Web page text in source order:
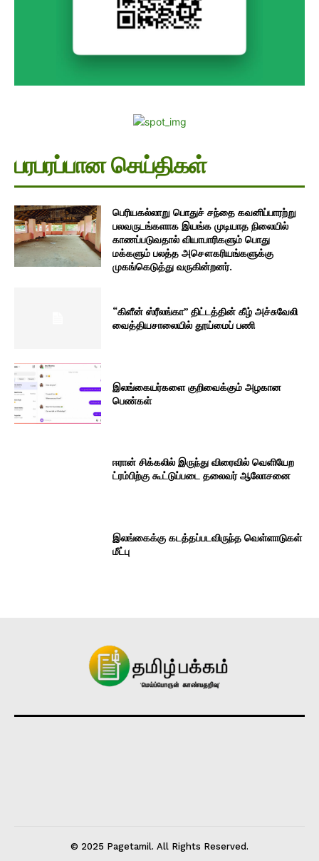
பரபரப்பான செய்திகள்
பெரியகல்லாறு பொதுச் சந்தை கவனிப்பாரற்று
பலவருடங்களாக இயங்க முடியாத நிலையில்
காணப்படுவதால் வியாபாரிகளும் பொது
மக்களும் பலத்த அசௌகரியங்களுக்கு
முகங்கெடுத்து வருகின்றனர்.
“கிளீன் ஸ்ரீலங்கா” திட்டத்தின் கீழ் அச்சுவேலி
வைத்தியசாலையில் தூய்மைப் பணி
இலங்கையர்களை குறிவைக்கும் அழகான
பெண்கள்
ஈரான் சிக்கலில் இருந்து விரைவில் வெளியேற
ட்ரம்பிற்கு கூட்டுப்படை தலைவர் ஆலோசனை
இலங்கைக்கு கடத்தப்படவிருந்த வெள்ளாடுகள்
மீட்பு
© 2025 Pagetamil. All Rights Reserved.